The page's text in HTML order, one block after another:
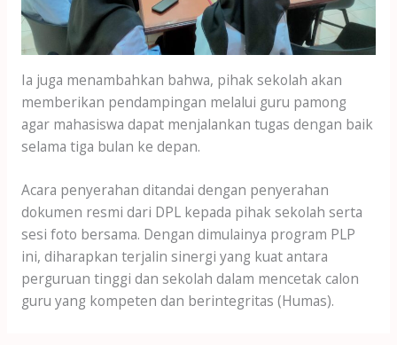
Ia juga menambahkan bahwa, pihak sekolah akan
memberikan pendampingan melalui guru pamong
agar mahasiswa dapat menjalankan tugas dengan baik
selama tiga bulan ke depan.
Acara penyerahan ditandai dengan penyerahan
dokumen resmi dari DPL kepada pihak sekolah serta
sesi foto bersama. Dengan dimulainya program PLP
ini, diharapkan terjalin sinergi yang kuat antara
perguruan tinggi dan sekolah dalam mencetak calon
guru yang kompeten dan berintegritas (Humas).